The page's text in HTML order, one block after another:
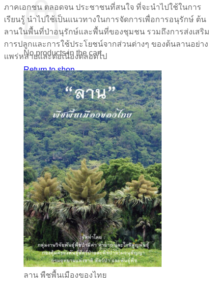
No products in the cart.
Return to shop
ภาคเอกชน ตลอดจน ประชาชนที่สนใจ ที่จะนำไปใช้ในการ
เรียนรู้ นำไปใช้เป็นแนวทางในการจัดการเพื่อการอนุรักษ์ ต้น
ลานในพื้นที่ป่าอนุรักษ์และพื้นที่ของชุมชน รวมถึงการส่งเสริม
การปลูกและการใช้ประโยชน์จากส่วนต่างๆ ของต้นลานอย่าง
แพร่หลายและต่อเนื่องตลอดไป
ลาน พืชพื้นเมืองของไทย